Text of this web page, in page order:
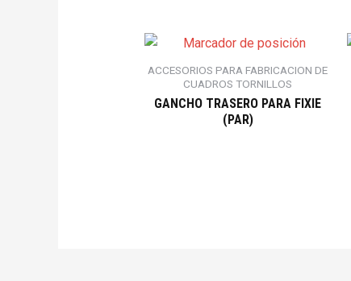
ACCESORIOS PARA FABRICACION DE
CUADROS TORNILLOS
GANCHO TRASERO PARA FIXIE
(PAR)